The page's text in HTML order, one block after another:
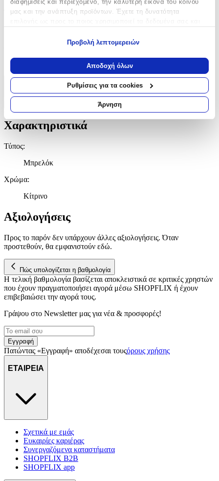
διαφημίσεις και περιεχόμενο, την καλύτερη εικόνα του κοινού
μας και την ανάπτυξη προϊόντων. Έχετε τη δυνατότητα
Να συλλέξουμε πληροφορίες σχετικά με τη γεωγραφική
σας τοποθεσία, οι οποίες μπορεί να είναι ακριβείς σε
απόσταση μερικών μέτρων
Να αναγνωρίσουμε τη συσκευή σας σαρώνοντας ενεργά
για συγκεκριμένα χαρακτηριστικά (δακτυλικό αποτύπωμα)
Μάθετε περισσότερα σχετικά με τον τρόπο επεξεργασίας των
προσωπικών σας δεδομένων και καθορίστε τις προτιμήσεις σας
στην
ενότητα “Λεπτομέρειες”
ανακαλέσετε τη συγκατάθεσή σας ανά πάσα στιγμή από τη
Δήλωση Cookies.
σωστά, να εξατομικεύουμε περιεχόμενο και διαφημίσεις, να
αναλύουμε την κυκλοφορία μας. Εμείς και οι 1022 συνεργάτες
μας επεξεργαζόμαστε προσωπικά σας δεδομένα, π.χ. τη
διεύθυνση IP σας, χρησιμοποιώντας τεχνολογία όπως cookies
στη συσκευή σας, με σκοπό την προβολή εξατομικευμένων
διαφημίσεων και περιεχομένου, τις μετρήσεις σχετικά με
διαφημίσεις και περιεχόμενο, την καλύτερη εικόνα του κοινού
μας και την ανάπτυξη προϊόντων. Επίσης, κοινοποιούμε
πληροφορίες σχετικά με την από μέρους σας χρήση της
τοποθεσίας μας στους συνεργάτες μέσων κοινωνικής
δικτύωσης, διαφημίσεων και ανάλυσης.
Προβολή λεπτομερειών
Αποδοχή όλων
Ρυθμίσεις για τα cookies
Άρνηση
Τύπος :
Μπρελόκ
Χαρακτηριστικά
Χαρακτηριστικά
Τύπος:
Μπρελόκ
Χρώμα:
Κίτρινο
Αξιολογήσεις
Προς το παρόν δεν υπάρχουν άλλες αξιολογήσεις. Όταν
προστεθούν, θα εμφανιστούν εδώ.
Πώς υπολογίζεται η βαθμολογία
Η τελική βαθμολογία βασίζεται αποκλειστικά σε κριτικές χρηστών
που έχουν πραγματοποιήσει αγορά μέσω SHOPFLIX ή έχουν
επιβεβαιώσει την αγορά τους.
Γράψου στο Νewsletter μας για νέα & προσφορές!
Εγγραφή
Πατώντας «Εγγραφή» αποδέχεσαι τουςόρους χρήσης
ΕΤΑΙΡΕΙΑ
Σχετικά με εμάς
Ευκαιρίες καριέρας
Συνεργαζόμενα καταστήματα
SHOPFLIX B2B
SHOPFLIX app